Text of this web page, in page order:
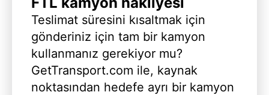
Teslimat süresini kısaltmak için
gönderiniz için tam bir kamyon
kullanmanız gerekiyor mu?
GetTransport.com ile, kaynak
noktasından hedefe ayrı bir kamyon